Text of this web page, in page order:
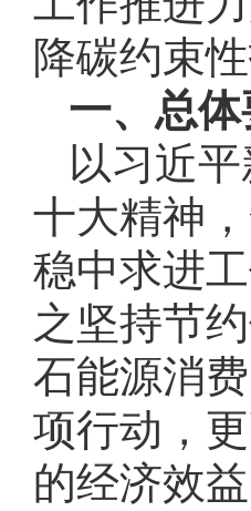
降碳约束
一、总
以习近
十大精神
稳中求进
之坚持节
石能源消
项行动，
的经济效